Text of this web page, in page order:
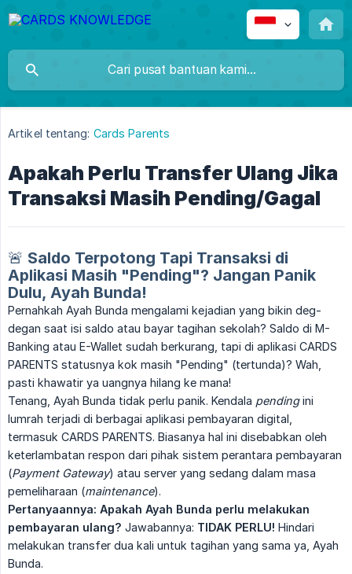
Artikel tentang: Cards Parents
Apakah Perlu Transfer Ulang Jika
Transaksi Masih Pending/Gagal
🚨 Saldo Terpotong Tapi Transaksi di
Aplikasi Masih "Pending"? Jangan Panik
Dulu, Ayah Bunda!
Pernahkah Ayah Bunda mengalami kejadian yang bikin deg-
degan saat isi saldo atau bayar tagihan sekolah? Saldo di M-
Banking atau E-Wallet sudah berkurang, tapi di aplikasi CARDS
PARENTS statusnya kok masih "Pending" (tertunda)? Wah,
pasti khawatir ya uangnya hilang ke mana!
Tenang, Ayah Bunda tidak perlu panik. Kendala pendingini
lumrah terjadi di berbagai aplikasi pembayaran digital,
termasuk CARDS PARENTS. Biasanya hal ini disebabkan oleh
keterlambatan respon dari pihak sistem perantara pembayaran
(Payment Gateway) atau server yang sedang dalam masa
pemeliharaan (maintenance).
Pertanyaannya: Apakah Ayah Bunda perlu melakukan
pembayaran ulang? Jawabannya: TIDAK PERLU! Hindari
melakukan transfer dua kali untuk tagihan yang sama ya, Ayah
Bunda.